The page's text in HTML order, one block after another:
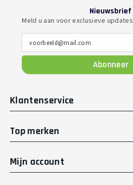
Nieuwsbrief
Meld u aan voor exclusieve
voorbeeld@mail.com
Abonneer
Klantenservice
Top merken
Mijn account